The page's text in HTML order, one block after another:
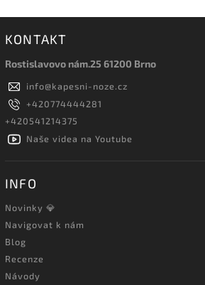
KONTAKT
Rostislavovo nám.25 61200 Brno
info@kapesni-noze.cz
+420774444281
+420541214375
Naše videa na Youtube
INFO
Novinky 💎
Navigovat k nám
Blog
Recenze
Návody